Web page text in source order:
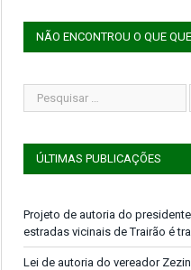
NÃO ENCONTROU O QUE
ÚLTIMAS PUBLICAÇÕES
Projeto de autoria do
estradas vicinais de Trairão é
Lei de autoria do vereador